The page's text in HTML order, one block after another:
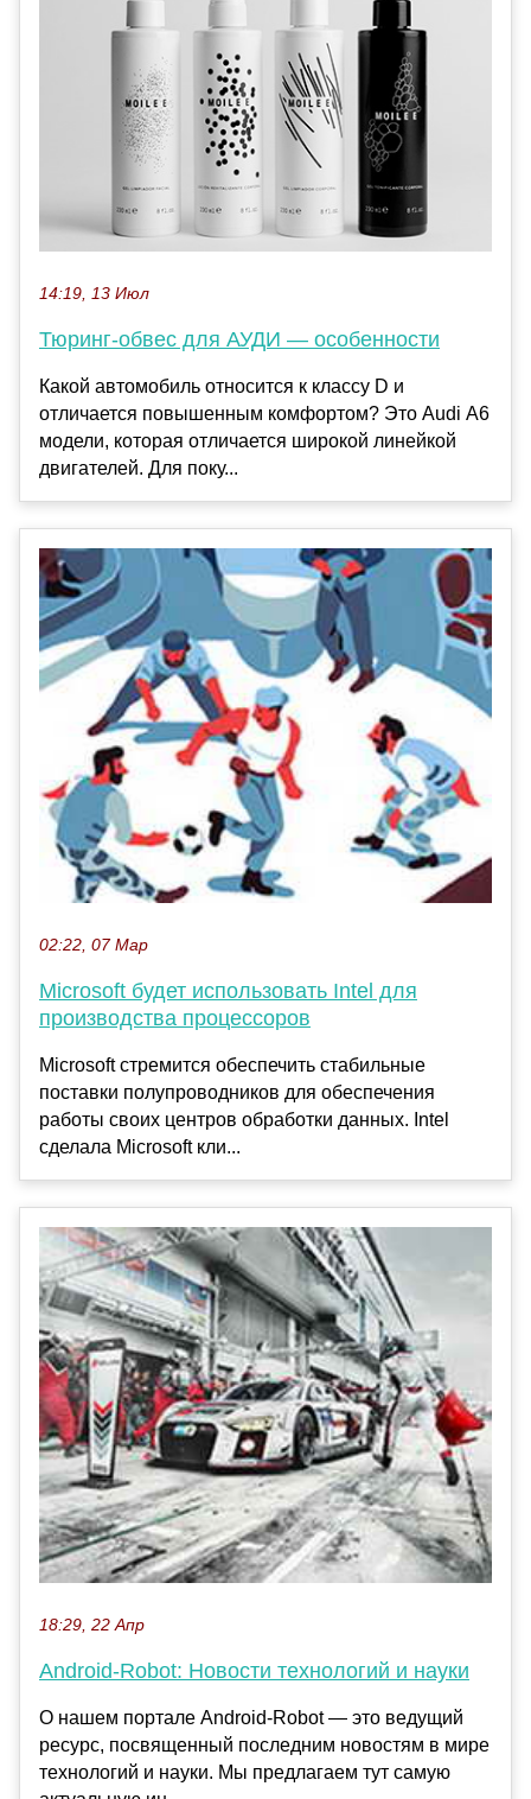
14:19, 13 Июл
Тюринг-обвес для АУДИ — особенности
Какой автомобиль относится к классу D и
отличается повышенным комфортом? Это Audi А6
модели, которая отличается широкой линейкой
двигателей. Для поку...
02:22, 07 Мар
Microsoft будет использовать Intel для
производства процессоров
Microsoft стремится обеспечить стабильные
поставки полупроводников для обеспечения
работы своих центров обработки данных. Intel
сделала Microsoft кли...
18:29, 22 Апр
Android-Robot: Новости технологий и науки
О нашем портале Android-Robot — это ведущий
ресурс, посвященный последним новостям в мире
технологий и науки. Мы предлагаем тут самую